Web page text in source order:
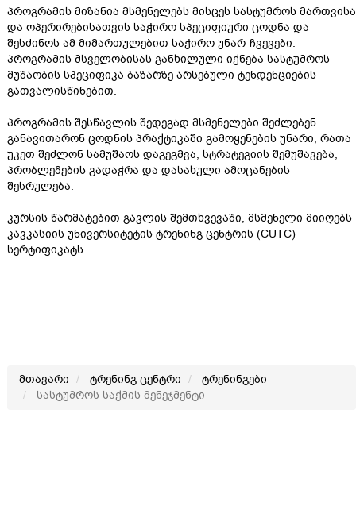
პროგრამის მიზანია მსმენელებს მისცეს სასტუმროს მართვისა
და ოპერირებისათვის საჭირო სპეციფიური ცოდნა და
შესძინოს ამ მიმართულებით საჭირო უნარ-ჩვევები.
პროგრამის მსველობისას განხილული იქნება სასტუმროს
მუშაობის სპეციფიკა ბაზარზე არსებული ტენდენციების
გათვალისწინებით.
პროგრამის შესწავლის შედეგად მსმენელები შეძლებენ
განავითარონ ცოდნის პრაქტიკაში გამოყენების უნარი, რათა
უკეთ შეძლონ სამუშაოს დაგეგმვა, სტრატეგიის შემუშავება,
პრობლემების გადაჭრა და დასახული ამოცანების
შესრულება.
კურსის წარმატებით გავლის შემთხვევაში, მსმენელი მიიღებს
კავკასიის უნივერსიტეტის ტრენინგ ცენტრის (CUTC)
სერტიფიკატს.
მთავარი ტრენინგ ცენტრი
ტრენინგები
სასტუმროს საქმის მენეჯმენტი